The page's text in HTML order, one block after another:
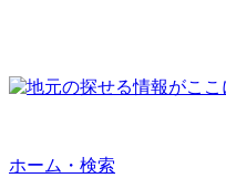
ホーム・検索